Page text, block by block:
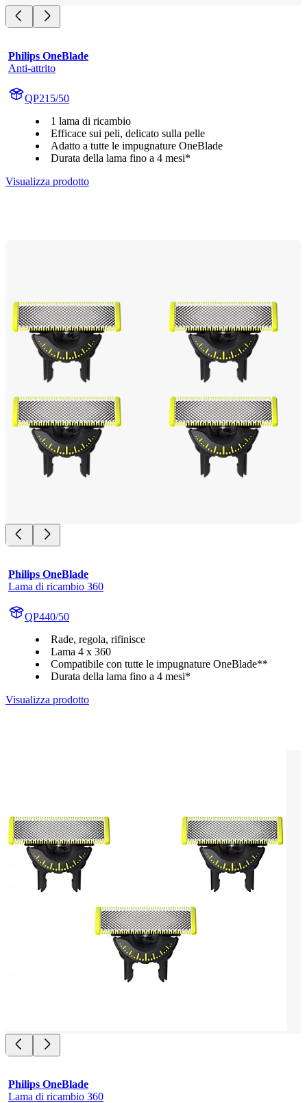
Philips OneBlade
Anti-attrito
QP215/50
1 lama di ricambio
Efficace sui peli, delicato sulla pelle
Adatto a tutte le impugnature OneBlade
Durata della lama fino a 4 mesi*
Visualizza prodotto
Philips OneBlade
Lama di ricambio 360
QP440/50
Rade, regola, rifinisce
Lama 4 x 360
Compatibile con tutte le impugnature OneBlade**
Durata della lama fino a 4 mesi*
Visualizza prodotto
Philips OneBlade
Lama di ricambio 360